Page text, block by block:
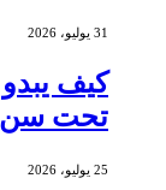
31 يوليو، 2026
كيف
تحت سن
25 يوليو، 2026